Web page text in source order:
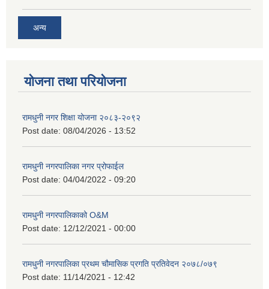
अन्य
योजना तथा परियोजना
रामधुनी नगर शिक्षा योजना २०८३-२०९२
Post date: 08/04/2026 - 13:52
रामधुनी नगरपालिका नगर प्रोफाईल
Post date: 04/04/2022 - 09:20
रामधुनी नगरपालिकाको O&M
Post date: 12/12/2021 - 00:00
रामधुनी नगरपालिका प्रथम चौमासिक प्रगति प्रतिवेदन २०७८/०७९
Post date: 11/14/2021 - 12:42